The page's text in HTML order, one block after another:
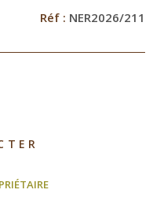
accessible avec
Pour plus
au 06 77 28 23
18.com Les
Réf : NER2026/211